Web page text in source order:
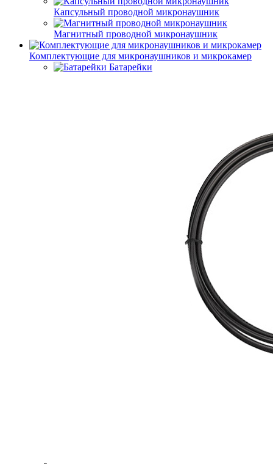
Капсульный проводной микронаушник
Магнитный проводной микронаушник
Комплектующие для микронаушников и микрокамер
Батарейки